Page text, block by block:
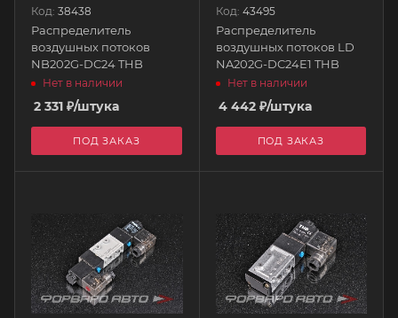
Код: 38438
Распределитель
воздушных потоков
NB202G-DC24 THB
Нет в наличии
2 331 ₽/штука
ПОД ЗАКАЗ
Код: 43495
Распределитель
воздушных потоков LD
NA202G-DC24E1 THB
Нет в наличии
4 442₽/штука
ПОД ЗАКАЗ